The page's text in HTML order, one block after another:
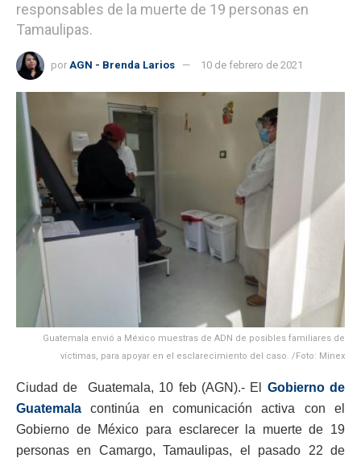
responsables de la muerte de 19 personas en
Tamaulipas.
por AGN - Brenda Larios 10 de febrero de 2021
Guatemala envió a México muestras de ADN de posibles familiares de
víctimas, para apoyar en el esclarecimiento del caso. /Foto: Minex
Ciudad de Guatemala, 10 feb (AGN).- El Gobierno de
Guatemala continúa en comunicación activa con el
Gobierno de México para esclarecer la muerte de 19
personas en Camargo, Tamaulipas, el pasado 22 de